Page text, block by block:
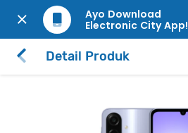
Ayo Download
Electronic City App!
Detail Produk